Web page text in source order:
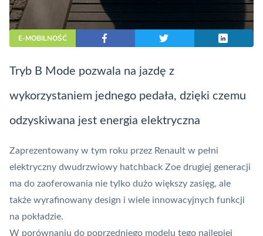
E-MOBILNOŚĆ
Tryb B Mode pozwala na jazdę z
wykorzystaniem jednego pedała, dzięki czemu
odzyskiwana jest energia elektryczna
Zaprezentowany w tym roku przez Renault w pełni
elektryczny dwudrzwiowy hatchback Zoe drugiej generacji
ma do zaoferowania nie tylko dużo większy zasięg, ale
także wyrafinowany design i wiele innowacyjnych funkcji
na pokładzie.
W porównaniu do poprzedniego modelu tego najlepiej